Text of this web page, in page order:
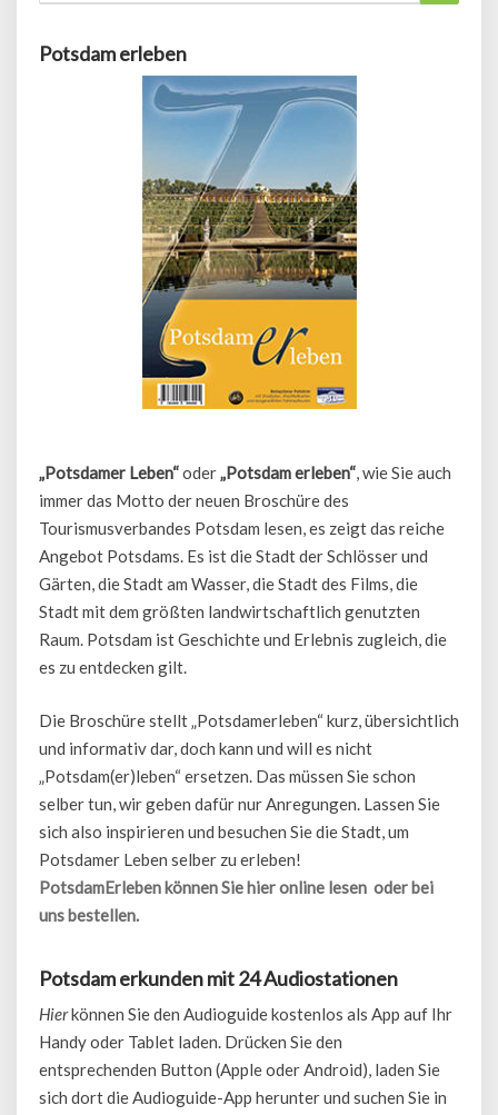
Potsdam erleben
„Potsdamer Leben“oder„Potsdam erleben“, wie Sie auch
immer das Motto der neuen Broschüre des
Tourismusverbandes Potsdam lesen, es zeigt das reiche
Angebot Potsdams. Es ist die Stadt der Schlösser und
Gärten, die Stadt am Wasser, die Stadt des Films, die
Stadt mit dem größten landwirtschaftlich genutzten
Raum. Potsdam ist Geschichte und Erlebnis zugleich, die
es zu entdecken gilt.
Die Broschüre stellt „Potsdamerleben“ kurz, übersichtlich
und informativ dar, doch kann und will es nicht
„Potsdam(er)leben“ ersetzen. Das müssen Sie schon
selber tun, wir geben dafür nur Anregungen. Lassen Sie
sich also inspirieren und besuchen Sie die Stadt, um
Potsdamer Leben selber zu erleben!
PotsdamErleben können Sie hier online lesen oder bei
uns bestellen.
Potsdam erkunden mit 24 Audiostationen
Hierkönnen Sie den Audioguide kostenlos als App auf Ihr
Handy oder Tablet laden. Drücken Sie den
entsprechenden Button (Apple oder Android), laden Sie
sich dort die Audioguide-App herunter und suchen Sie in